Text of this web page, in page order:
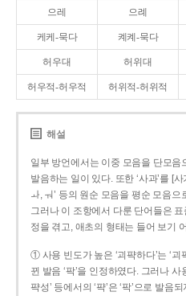
으레 으례
케케-묵다 켸켸-묵다
허우대 허위대
허우적-허우적 허위적-허위적
해설
일부 방언에서는 이중 모음을 단모음
발음하는 일이 있다. 또한 ‘사과’를 [
ㅘ, ㅝ’ 등의 원순 모음을 평순 모음
그러나 이 조항에서 다룬 단어들은
정을 겪고, 애초의 형태는 들어 보기
① 사용 빈도가 높은 ‘괴퍅하다’는 ‘
뀐 발음 ‘팍’을 인정하였다. 그러나
퍅성’ 등에서의 ‘퍅’은 ‘팍’으로 발음